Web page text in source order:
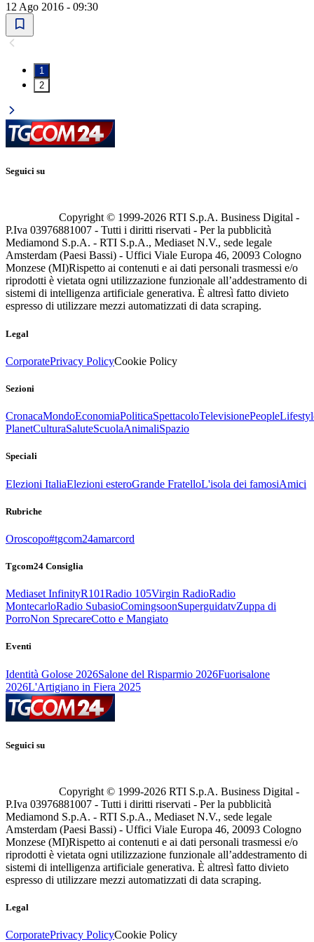
12 Ago 2016 - 09:30
1
2
Seguici su
Copyright © 1999-2026 RTI S.p.A. Business Digital -
P.Iva 03976881007 - Tutti i diritti riservati - Per la pubblicità
Mediamond S.p.A. - RTI S.p.A., Mediaset N.V., sede legale
Amsterdam (Paesi Bassi) - Uffici Viale Europa 46, 20093 Cologno
Monzese (MI)Rispetto ai contenuti e ai dati personali trasmessi e/o
riprodotti è vietata ogni utilizzazione funzionale all’addestramento di
sistemi di intelligenza artificiale generativa. È altresì fatto divieto
espresso di utilizzare mezzi automatizzati di data scraping.
Legal
CorporatePrivacy PolicyCookie Policy
Sezioni
CronacaMondoEconomiaPoliticaSpettacoloTelevisionePeople
PlanetCulturaSaluteScuolaAnimaliSpazio
Speciali
Elezioni ItaliaElezioni esteroGrande FratelloL'isola dei famosiAmici
Rubriche
Oroscopo#tgcom24amarcord
Tgcom24 Consiglia
Mediaset InfinityR101Radio 105Virgin RadioRadio
MontecarloRadio SubasioComingsoonSuperguidatvZuppa di
PorroNon SprecareCotto e Mangiato
Eventi
Identità Golose 2026Salone del Risparmio 2026Fuorisalone
2026L'Artigiano in Fiera 2025
Seguici su
Copyright © 1999-2026 RTI S.p.A. Business Digital -
P.Iva 03976881007 - Tutti i diritti riservati - Per la pubblicità
Mediamond S.p.A. - RTI S.p.A., Mediaset N.V., sede legale
Amsterdam (Paesi Bassi) - Uffici Viale Europa 46, 20093 Cologno
Monzese (MI)Rispetto ai contenuti e ai dati personali trasmessi e/o
riprodotti è vietata ogni utilizzazione funzionale all’addestramento di
sistemi di intelligenza artificiale generativa. È altresì fatto divieto
espresso di utilizzare mezzi automatizzati di data scraping.
Legal
CorporatePrivacy PolicyCookie Policy